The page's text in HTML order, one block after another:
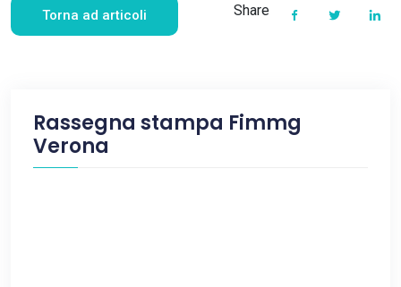
Torna ad articoli Share
Rassegna stampa Fimmg
Verona